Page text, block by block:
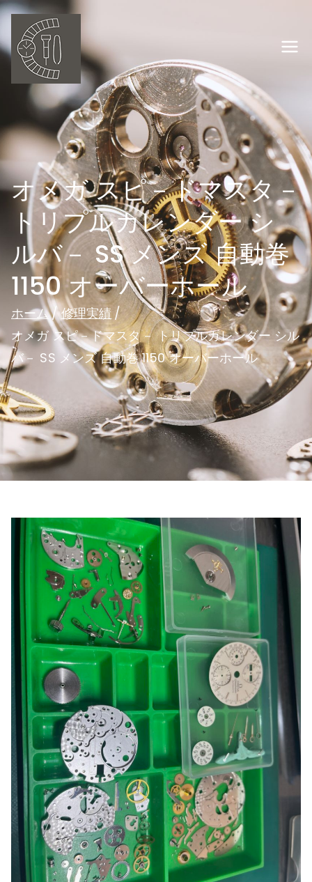
内
を
ス
岡山の時計修理
オーバーホー
ル ウオッチ職
人
オメガ スピ－ドマスタ－
トリプルカレンダー シ
ルバ－ SS メンズ 自動巻
1150 オーバーホール
ホーム
修理実績
オメガ スピ－ドマスタ－ トリプルカレンダー シル
バ－ SS メンズ 自動巻 1150 オーバーホール